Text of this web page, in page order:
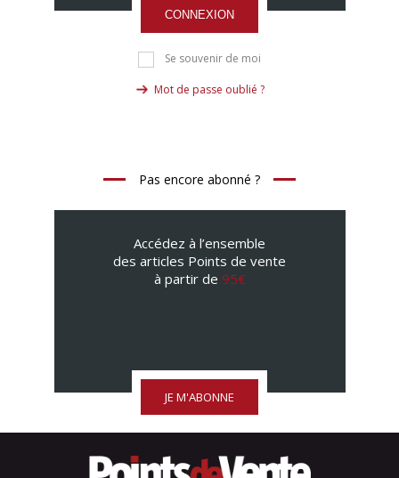
CONNEXION
Se souvenir de moi
Mot de passe oublié ?
Pas encore abonné ?
Accédez à l’ensemble
des articles Points de vente
à partir de 95€
JE M'ABONNE